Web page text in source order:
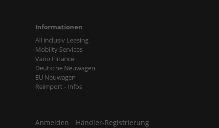
Informationen
All inclusiv Leasing
Mobilty Services
Vario Finance
Deutsche Neuwagen
EU Neuwagen
Reimport - Infos
Anmelden
Händler-Registrierung